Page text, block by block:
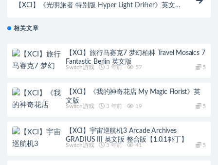
【XCI】《光明旅者 特别版 Hyper Light Drifter》英文
相关文章
【XCI】旅行马赛克7 梦幻柏林 Travel Mosaics 7
Fantastic Berlin 英文版
Switch游戏 3 年前 57 5
【XCI】《我的神奇花店 My Magic Florist》英
文版
Switch游戏 3 年前 19 5
【XCI】宇宙巡航机3 Arcade Archives
GRADIUS III 英文版 整合版【1.0.1补丁】
Switch游戏 3 年前 41 5